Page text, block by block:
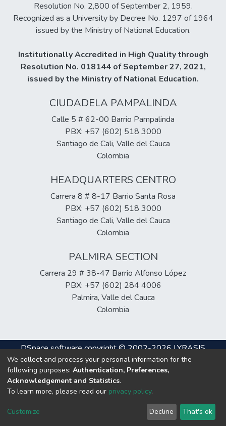
Resolution No. 2,800 of September 2, 1959.
Recognized as a University by Decree No. 1297 of 1964
issued by the Ministry of National Education.
Institutionally Accredited in High Quality through
Resolution No. 018144 of September 27, 2021,
issued by the Ministry of National Education.
CIUDADELA PAMPALINDA
Calle 5 # 62-00 Barrio Pampalinda
PBX: +57 (602) 518 3000
Santiago de Cali, Valle del Cauca
Colombia
HEADQUARTERS CENTRO
Carrera 8 # 8-17 Barrio Santa Rosa
PBX: +57 (602) 518 3000
Santiago de Cali, Valle del Cauca
Colombia
PALMIRA SECTION
Carrera 29 # 38-47 Barrio Alfonso López
PBX: +57 (602) 284 4006
Palmira, Valle del Cauca
Colombia
DSpace softwarecopyright © 2002-2026LYRASIS
Cookie
settings
Privacy
policy
End User
Agreement
Send
Hosting & Support
We collect and process your personal information for the
following purposes: Authentication, Preferences,
Acknowledgement and Statistics.
To learn more, please read our privacy policy.
Customize Decline That's ok